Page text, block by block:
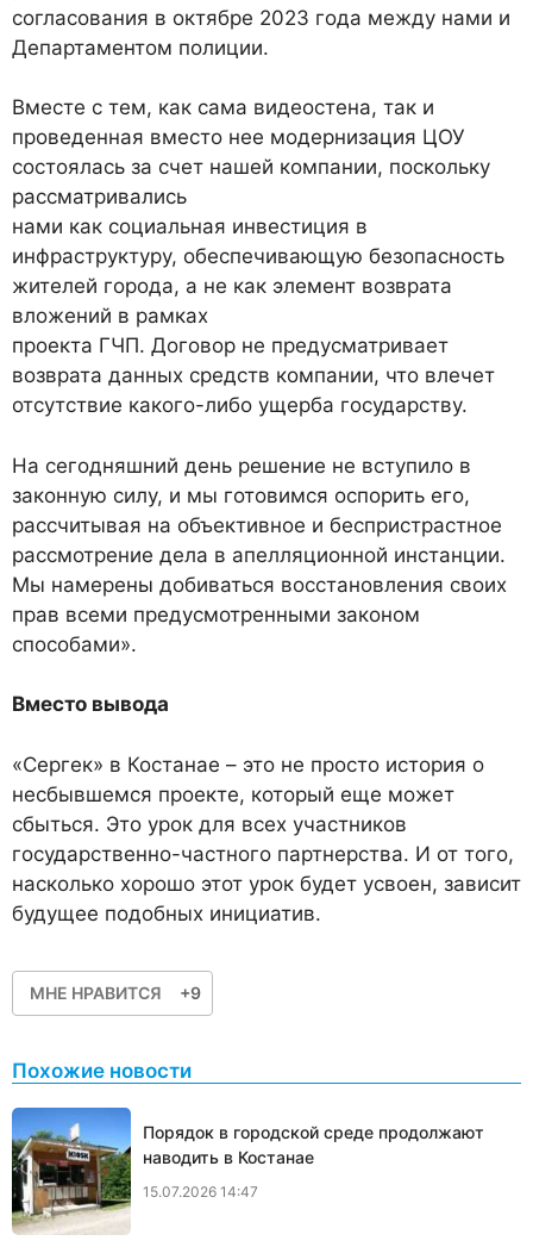
согласования в октябре 2023 года между нами и
Департаментом полиции.
Вместе с тем, как сама видеостена, так и
проведенная вместо нее модернизация ЦОУ
состоялась за счет нашей компании, поскольку
рассматривались
нами как социальная инвестиция в
инфраструктуру, обеспечивающую безопасность
жителей города, а не как элемент возврата
вложений в рамках
проекта ГЧП. Договор не предусматривает
возврата данных средств компании, что влечет
отсутствие какого-либо ущерба государству.
На сегодняшний день решение не вступило в
законную силу, и мы готовимся оспорить его,
рассчитывая на объективное и беспристрастное
рассмотрение дела в апелляционной инстанции.
Мы намерены добиваться восстановления своих
прав всеми предусмотренными законом
способами».
Вместо вывода
«Сергек» в Костанае – это не просто история о
несбывшемся проекте, который еще может
сбыться. Это урок для всех участников
государственно-частного партнерства. И от того,
насколько хорошо этот урок будет усвоен, зависит
будущее подобных инициатив.
МНЕ НРАВИТСЯ +9
Похожие новости
Порядок в городской среде продолжают
наводить в Костанае
15.07.2026 14:47